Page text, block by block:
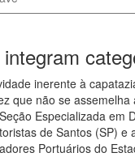
inerente à
que não se
Especializada em
de Santos (SP) e
Portuários do